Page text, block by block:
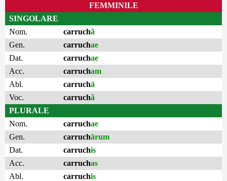
FEMMINILE
SINGOLARE
Nom.
carruchă
Gen.
carruchae
Dat.
carruchae
Acc.
carrucham
Abl.
carruchā
Voc.
carruchă
PLURALE
Nom.
carruchae
Gen.
carruchārum
Dat.
carruchis
Acc.
carruchas
Abl.
carruchis